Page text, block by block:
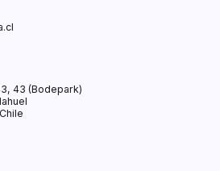
43 (Bodepark)